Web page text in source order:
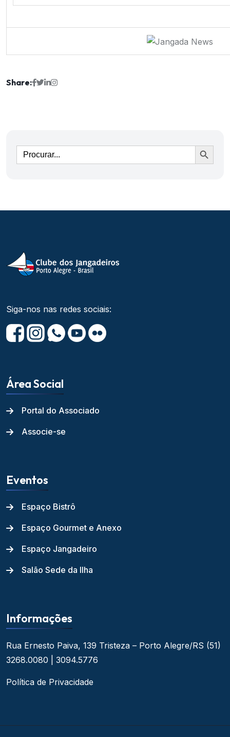
Share:
Ir
Siga-nos nas redes sociais:
Área Social
Portal do Associado
Associe-se
Eventos
Espaço Bistrô
Espaço Gourmet e Anexo
Espaço Jangadeiro
Salão Sede da Ilha
Informações
Rua Ernesto Paiva, 139 Tristeza – Porto Alegre/RS (51)
3268.0080 | 3094.5776
Política de Privacidade